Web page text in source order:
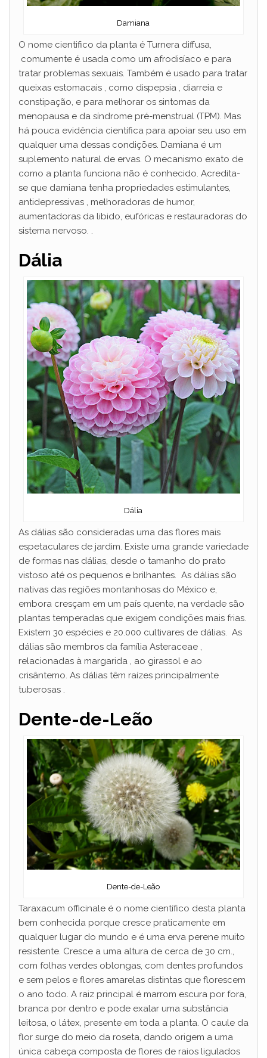
Damiana
O nome cientifico da planta é Turnera diffusa,
comumente é usada como um afrodisíaco e para
tratar problemas sexuais. Também é usado para tratar
queixas estomacais , como dispepsia , diarreia e
constipação, e para melhorar os sintomas da
menopausa e da síndrome pré-menstrual (TPM). Mas
há pouca evidência científica para apoiar seu uso em
qualquer uma dessas condições. Damiana é um
suplemento natural de ervas. O mecanismo exato de
como a planta funciona não é conhecido. Acredita-
se que damiana tenha propriedades estimulantes,
antidepressivas , melhoradoras de humor,
aumentadoras da libido, eufóricas e restauradoras do
sistema nervoso. .
Dália
Dália
As dálias são consideradas uma das flores mais
espetaculares de jardim. Existe uma grande variedade
de formas nas dálias, desde o tamanho do prato
vistoso até os pequenos e brilhantes. As dálias são
nativas das regiões montanhosas do México e,
embora cresçam em um país quente, na verdade são
plantas temperadas que exigem condições mais frias.
Existem 30 espécies e 20.000 cultivares de dálias. As
dálias são membros da família Asteraceae ,
relacionadas à margarida , ao girassol e ao
crisântemo. As dálias têm raízes principalmente
tuberosas .
Dente-de-Leão
Dente-de-Leão
Taraxacum officinale é o nome científico desta planta
bem conhecida porque cresce praticamente em
qualquer lugar do mundo e é uma erva perene muito
resistente. Cresce a uma altura de cerca de 30 cm.,
com folhas verdes oblongas, com dentes profundos
e sem pelos e flores amarelas distintas que florescem
o ano todo. A raiz principal é marrom escura por fora,
branca por dentro e pode exalar uma substância
leitosa, o látex, presente em toda a planta. O caule da
flor surge do meio da roseta, dando origem a uma
única cabeça composta de flores de raios ligulados